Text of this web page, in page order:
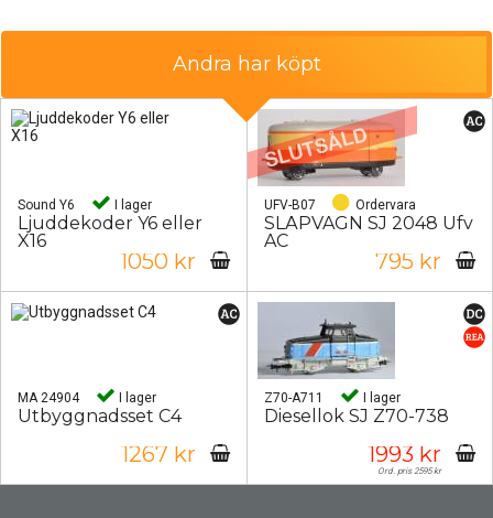
Andra har köpt
Sound Y6 I lager
Ljuddekoder Y6 eller
X16
1050 kr
UFV-B07 Ordervara
SLÄPVAGN SJ 2048 Ufv
AC
795 kr
MA 24904 I lager
Utbyggnadsset C4
1267 kr
Z70-A711 I lager
Diesellok SJ Z70-738
1993 kr
Ord. pris 2595 kr